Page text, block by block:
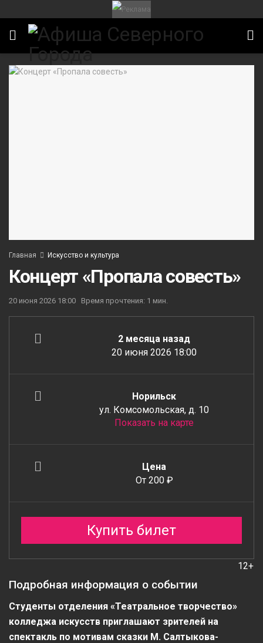
Главная Искусство и культура
Концерт «Пропала совесть»
20 июня 2026 18:00 Время прочтения: 1 мин.
2 месяца назад
20 июня 2026 18:00
Норильск
ул. Комсомольская, д. 10
Показать на карте
Цена
От 200 ₽
Купить билет
12+
Подробная информация о событии
Студенты отделения «Театральное творчество»
колледжа искусств приглашают зрителей на
спектакль по мотивам сказки М. Салтыкова-